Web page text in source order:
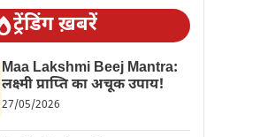
ट्रेंडिंग ख़बरें
Maa Lakshmi Beej Mantra:
लक्ष्मी प्राप्ति का अचूक उपाय!
27/05/2026